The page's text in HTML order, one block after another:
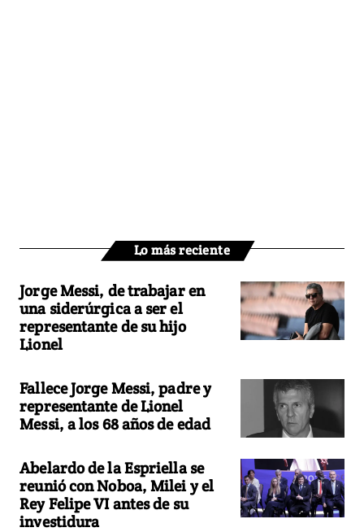
Lo más reciente
Jorge Messi, de trabajar en
una siderúrgica a ser el
representante de su hijo
Lionel
Fallece Jorge Messi, padre y
representante de Lionel
Messi, a los 68 años de edad
Abelardo de la Espriella se
reunió con Noboa, Milei y el
Rey Felipe VI antes de su
investidura